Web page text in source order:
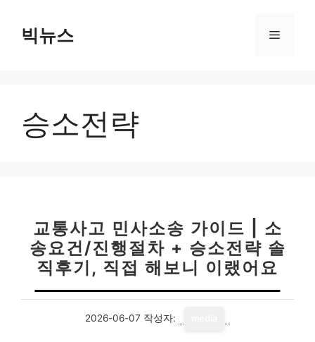
빅뉴스 메
승소전략
교통사고 민사소송 가이드 | 소
송요건/진행절차 + 승소전략 솔
직후기, 직접 해보니 이랬어요
2026-06-07 작성자: